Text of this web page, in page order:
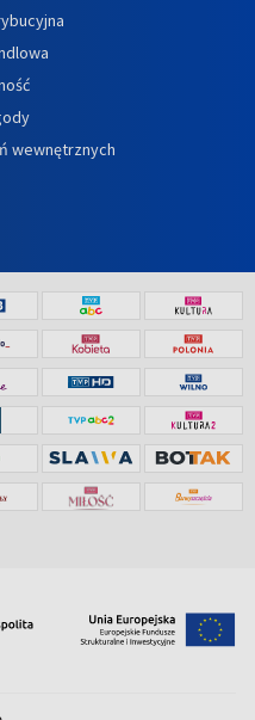
wewnętrznych